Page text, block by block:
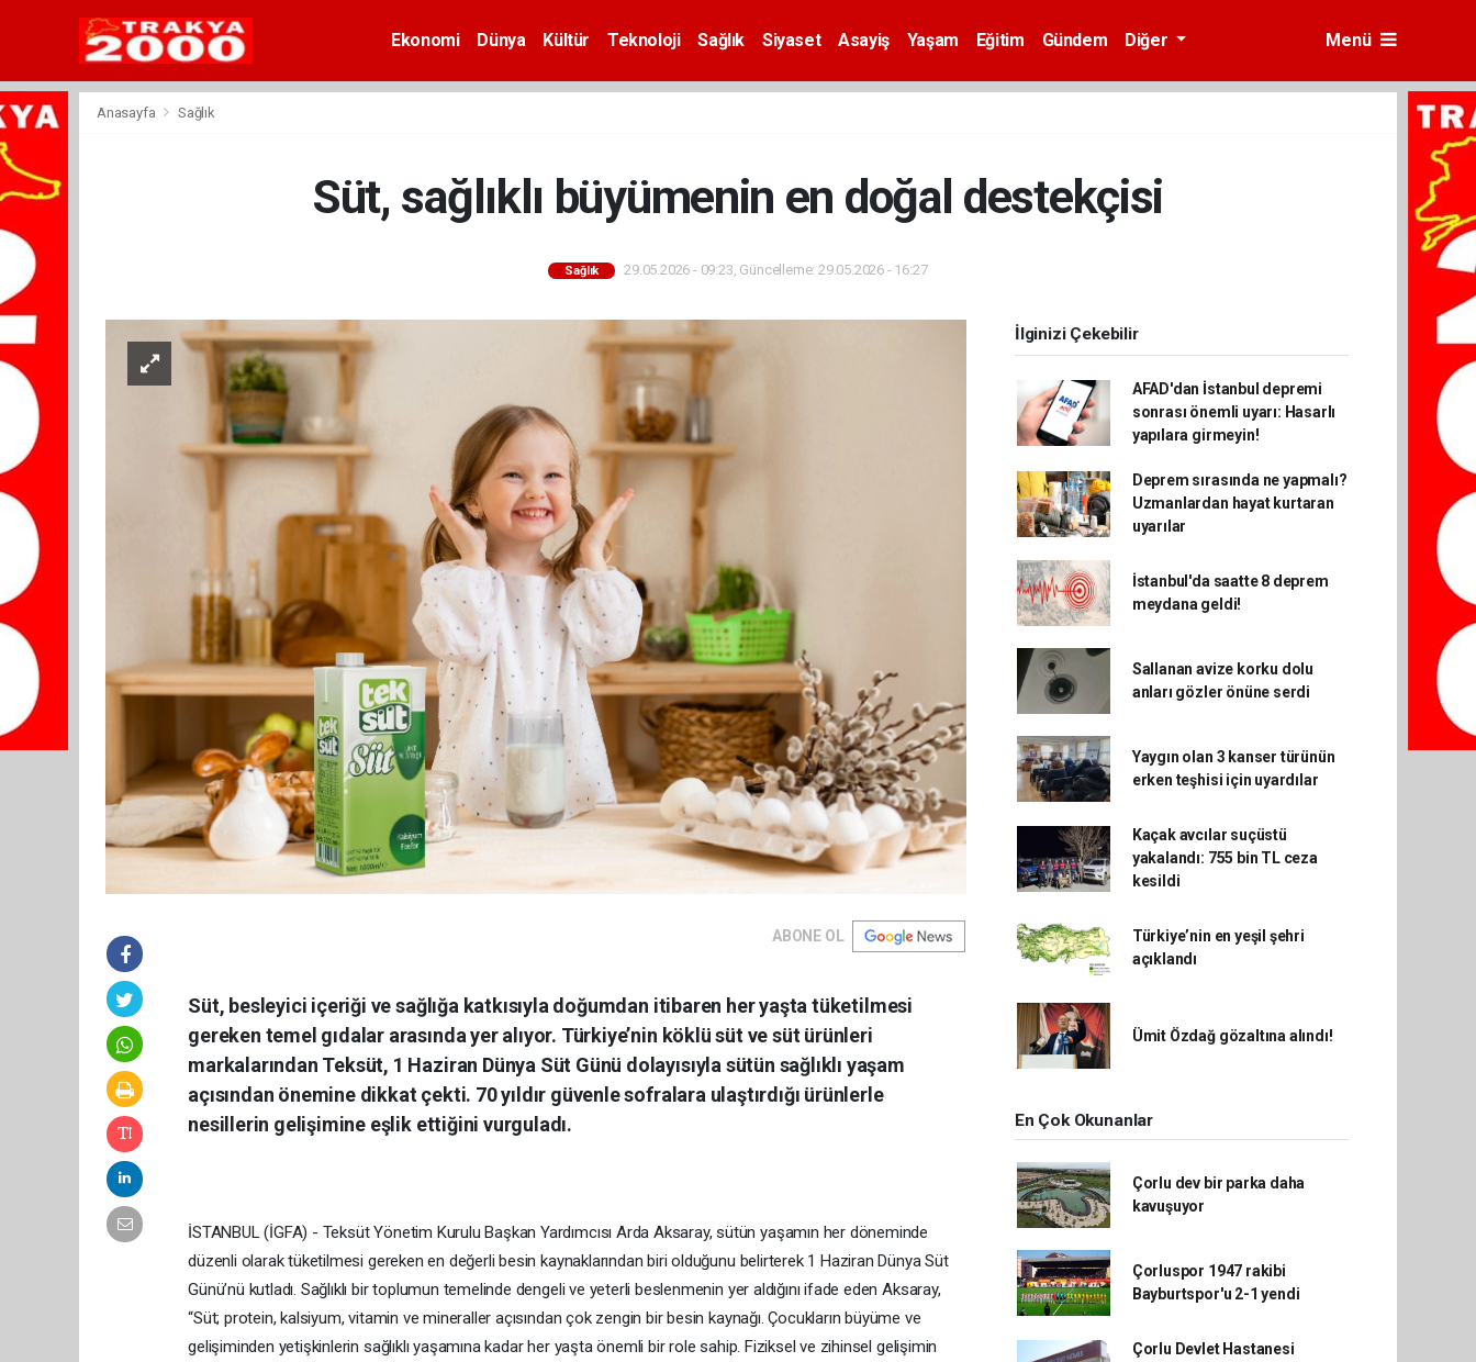
Ekonomi Dünya Kültür Teknoloji Sağlık Siyaset Asayiş Yaşam Eğitim Gündem Diğer Menü
Anasayfa Sağlık
Süt, sağlıklı büyümenin en doğal destekçisi
Sağlık 29.05.2026 - 09:23, Güncelleme: 29.05.2026 - 16:27
ABONE OL
Süt, besleyici içeriği ve sağlığa katkısıyla doğumdan itibaren her yaşta tüketilmesi
gereken temel gıdalar arasında yer alıyor. Türkiye’nin köklü süt ve süt ürünleri
markalarından Teksüt, 1 Haziran Dünya Süt Günü dolayısıyla sütün sağlıklı yaşam
açısından önemine dikkat çekti. 70 yıldır güvenle sofralara ulaştırdığı ürünlerle
nesillerin gelişimine eşlik ettiğini vurguladı.
İSTANBUL (İGFA) - Teksüt Yönetim Kurulu Başkan Yardımcısı Arda Aksaray, sütün yaşamın her döneminde
düzenli olarak tüketilmesi gereken en değerli besin kaynaklarından biri olduğunu belirterek 1 Haziran Dünya Süt
Günü’nü kutladı. Sağlıklı bir toplumun temelinde dengeli ve yeterli beslenmenin yer aldığını ifade eden Aksaray,
“Süt; protein, kalsiyum, vitamin ve mineraller açısından çok zengin bir besin kaynağı. Çocukların büyüme ve
gelişiminden yetişkinlerin sağlıklı yaşamına kadar her yaşta önemli bir role sahip. Fiziksel ve zihinsel gelişimin
İlginizi Çekebilir
AFAD'dan İstanbul depremi
sonrası önemli uyarı: Hasarlı
yapılara girmeyin!
Deprem sırasında ne yapmalı?
Uzmanlardan hayat kurtaran
uyarılar
İstanbul'da saatte 8 deprem
meydana geldi!
Sallanan avize korku dolu
anları gözler önüne serdi
Yaygın olan 3 kanser türünün
erken teşhisi için uyardılar
Kaçak avcılar suçüstü
yakalandı: 755 bin TL ceza
kesildi
Türkiye’nin en yeşil şehri
açıklandı
Ümit Özdağ gözaltına alındı!
En Çok Okunanlar
Çorlu dev bir parka daha
kavuşuyor
Çorluspor 1947 rakibi
Bayburtspor'u 2-1 yendi
Çorlu Devlet Hastanesi